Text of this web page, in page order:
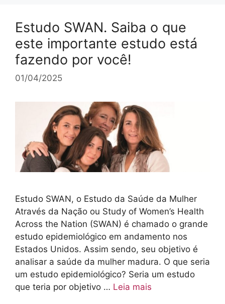
Estudo SWAN. Saiba o que
este importante estudo está
fazendo por você!
01/04/2025
Estudo SWAN, o Estudo da Saúde da Mulher
Através da Nação ou Study of Women’s Health
Across the Nation (SWAN) é chamado o grande
estudo epidemiológico em andamento nos
Estados Unidos. Assim sendo, seu objetivo é
analisar a saúde da mulher madura. O que seria
um estudo epidemiológico? Seria um estudo
que teria por objetivo … Leia mais